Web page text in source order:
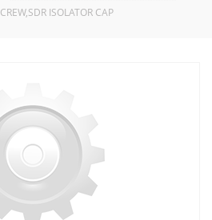
ISOLATOR CAP